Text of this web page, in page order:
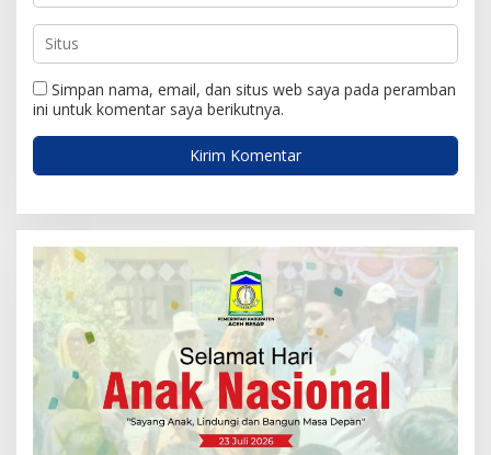
Simpan nama, email, dan situs web saya pada peramban
ini untuk komentar saya berikutnya.